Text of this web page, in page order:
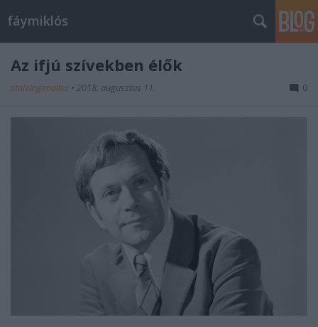
fáymiklós
Az ifjú szívekben élők
stolzingimalter • 2018. augusztus 11. 0